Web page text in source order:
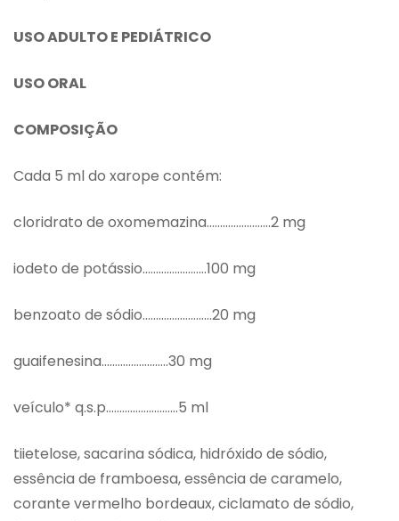
USO ADULTO E PEDIÁTRICO
USO ORAL
COMPOSIÇÃO
Cada 5 ml do xarope contém:
cloridrato de oxomemazina……………………2 mg
iodeto de potássio……………………100 mg
benzoato de sódio……………………..20 mg
guaifenesina…………………….30 mg
veículo* q.s.p………………………5 ml
tiietelose, sacarina sódica, hidróxido de sódio,
essência de framboesa, essência de caramelo,
corante vermelho bordeaux, ciclamato de sódio,